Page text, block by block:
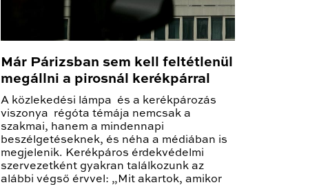
Már Párizsban sem kell feltétlenül
megállni a pirosnál kerékpárral
A közlekedési lámpa és a kerékpározás
viszonya régóta témája nemcsak a
szakmai, hanem a mindennapi
beszélgetéseknek, és néha a médiában is
megjelenik. Kerékpáros érdekvédelmi
szervezetként gyakran találkozunk az
alábbi végső érvvel: „Mit akartok, amikor